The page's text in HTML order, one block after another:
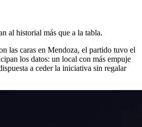
al historial más que a la tabla.
las caras en Mendoza, el partido tuvo el
los datos: un local con más empuje
a ceder la iniciativa sin regalar